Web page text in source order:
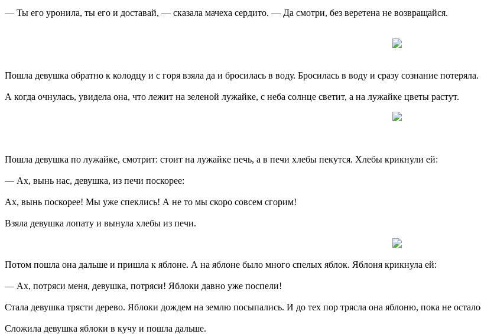
— Ты его уронила, ты его и доставай, — сказала мачеха сердито. — Да смотри, без веретена не возвращайся.
Пошла девушка обратно к колодцу и с горя взяла да и бросилась в воду. Бросилась в воду и сразу сознание потеряла.
А когда очнулась, увидела она, что лежит на зеленой лужайке, с неба солнце светит, а на лужайке цветы растут.
Пошла девушка по лужайке, смотрит: стоит на лужайке печь, а в печи хлебы пекутся. Хлебы крикнули ей:
— Ах, вынь нас, девушка, из печи поскорее:
Ах, вынь поскорее! Мы уже спеклись! А не то мы скоро совсем сгорим!
Взяла девушка лопату и вынула хлебы из печи.
Потом пошла она дальше и пришла к яблоне. А на яблоне было много спелых яблок. Яблоня крикнула ей:
— Ах, потряси меня, девушка, потряси! Яблоки давно уже поспели!
Стала девушка трясти дерево. Яблоки дождем на землю посыпались. И до тех пор трясла она яблоню, пока не
Сложила девушка яблоки в кучу и пошла дальше.